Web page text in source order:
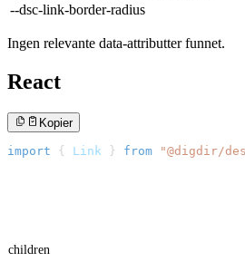
--dsc-link-border-radius
Ingen relevante data-attributter funnet.
React
Kopier
import { Link } from "@digdir/
children